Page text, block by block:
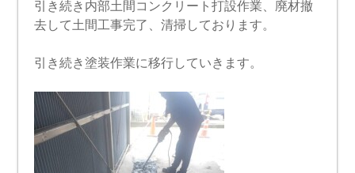
引き続き内部土間コンクリート打設作業、廃材撤
去して土間工事完了、清掃しております。
引き続き塗装作業に移行していきます。